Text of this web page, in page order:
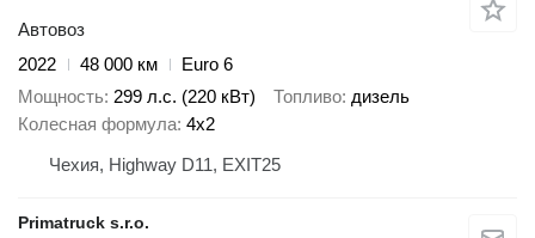
Автовоз
2022
48 000 км
Euro 6
Мощность 299 л.с. (220 кВт) Топливо дизель
Колесная формула 4x2
Чехия, Highway D11, EXIT25
Primatruck s.r.o.